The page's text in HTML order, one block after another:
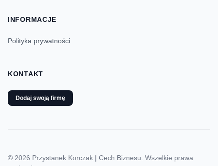
INFORMACJE
Polityka prywatności
KONTAKT
Dodaj swoją firmę
© 2026 Przystanek Korczak | Cech Biznesu. Wszelkie prawa